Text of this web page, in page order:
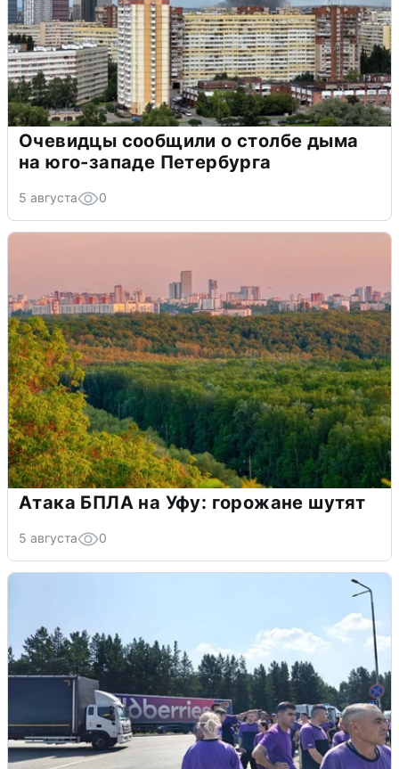
Очевидцы сообщили о столбе дыма
на юго-западе Петербурга
5 августа 0
Атака БПЛА на Уфу: горожане шутят
5 августа 0